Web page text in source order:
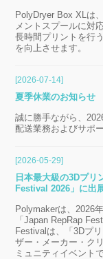
PolyDryer Box XLは
メントスプールに対
長時間プリントを行
を向上させます。
[2026-07-14]
夏季休業のお知らせ
誠に勝手ながら、
配送業務およびサポ
[2026-05-29]
日本最大級の3Dプリ
Festival 2026」に出
Polymakerは、2026
「Japan RepRap
Festivalは、「3Dプ
ザー・メーカー・ク
ミュニティイベントで